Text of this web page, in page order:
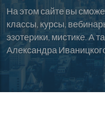
На этом сайте вы
классы, курсы,
эзотерики, мистике. А
Александра